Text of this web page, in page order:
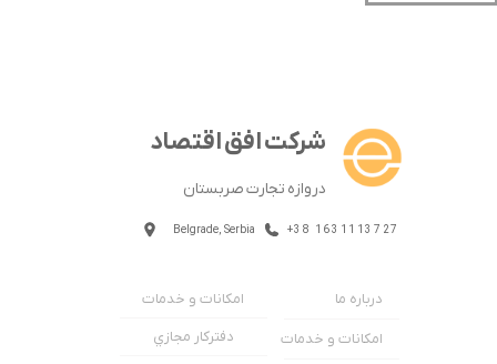
شرکت افق اقتصاد
دروازه تجارت صربستان
Belgrade, Serbia +38 1631113727
درباره ما
امکانات و خدمات
امکانات و خدمات
دفترکار مجازي